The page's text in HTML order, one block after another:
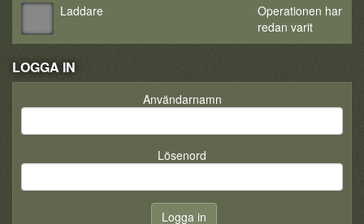
Laddare
Operationen har
redan varit
LOGGA IN
Användarnamn
Lösenord